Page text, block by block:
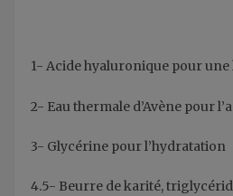
1- Acide hyaluronique pourune
2- Eau thermale d’Avène pour
3- Glycérine pour l’hydratation
4.5- Beurre de karité,